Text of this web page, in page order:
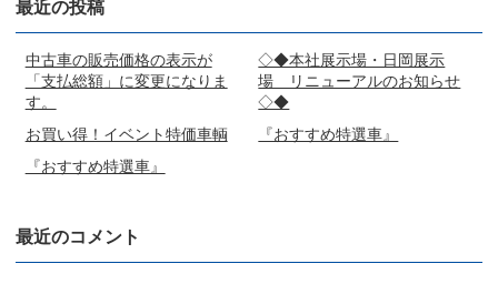
索:
最近の投稿
中古車の販売価格の表示が
「支払総額」に変更になりま
す。
◇◆本社展示場・日岡展示
場 リニューアルのお知らせ
◇◆
お買い得！イベント特価車輌
『おすすめ特選車』
『おすすめ特選車』
最近のコメント